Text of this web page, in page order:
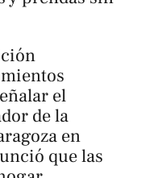
el
de la
en
que las